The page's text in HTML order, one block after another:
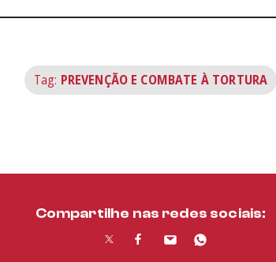
Tag: PREVENÇÃO E COMBATE À TORTURA
Compartilhe nas redes sociais: